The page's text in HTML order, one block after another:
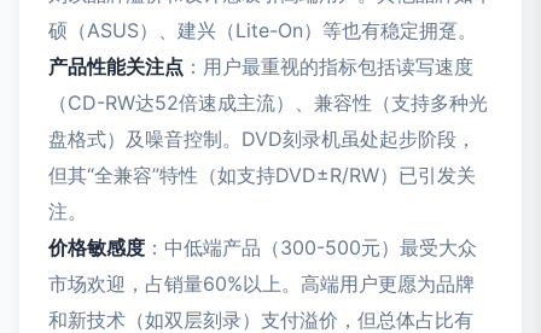
硕（ASUS）、建兴（Lite-On）等也有稳定拥趸。
产品性能关注点 ：用户最重视的指标包括读写速度
（CD-RW达52倍速成主流）、兼容性（支持多种光
盘格式）及噪音控制。DVD刻录机虽处起步阶段，
但其“全兼容”特性（如支持DVD±R/RW）已引发关
注。
价格敏感度 ：中低端产品（300-500元）最受大众
市场欢迎，占销量60%以上。高端用户更愿为品牌
和新技术（如双层刻录）支付溢价，但总体占比有